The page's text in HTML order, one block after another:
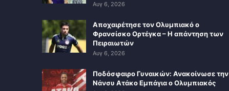
Αυγ 6, 2026
Αποχαιρέτησε τον Ολυμπιακό ο
Φρανσίσκο Ορτέγκα – Η απάντηση των
Πειραιωτών
Αυγ 6, 2026
Ποδόσφαιρο Γυναικών: Ανακοίνωσε την
Νάνσυ Ατάκο Εμπάγια ο Ολυμπιακός